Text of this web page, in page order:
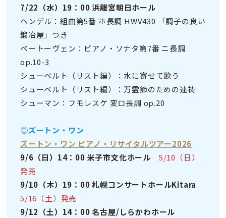
7/22（水）19：00 浜離宮朝日ホール
ヘンデル：組曲第5番 ホ長調 HWV430 「調子の良い
鍛冶屋」つき
ベートーヴェン：ピアノ・ソナタ第7番 ニ長調
op.10-3
シューベルト（リスト編）：水に寄せて歌う
シューベルト（リスト編）：万霊節のための連祷
シューマン：フモレスケ 変ロ長調 op.20
◎ズートン・ワン
ズートン・ワン ピアノ・リサイタルツアー2026
9/6（日）14：00 米子市文化ホール 5/10（日）
発売
9/10（木）19：00 札幌コンサートホールKitara
5/16（土）発売
9/12（土）14：00 名古屋/しらかわホール